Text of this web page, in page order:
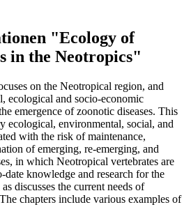
"Ecology of
in the Neotropics"
on the Neotropical region, and
ecological and socio-economic
emergence of zoonotic diseases. This
ecological, environmental, social, and
with the risk of maintenance,
of emerging, re-emerging, and
in which Neotropical vertebrates are
knowledge and research for the
discusses the current needs of
chapters include various examples of